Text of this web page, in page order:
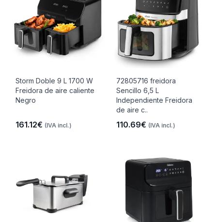
Storm Doble 9 L 1700 W
Freidora de aire caliente
Negro
161.12€ (IVA incl.)
72805716 freidora
Sencillo 6,5 L
Independiente Freidora
de aire c..
110.69€ (IVA incl.)